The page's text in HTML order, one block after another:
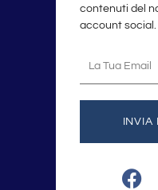
contenuti del
account social.
INVIA
F